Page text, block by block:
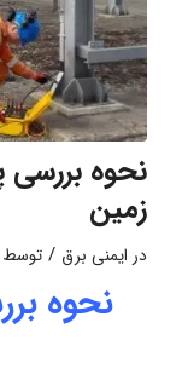
نحوه بررسی
زمین
در ایمنی برق / توسط
نحوه